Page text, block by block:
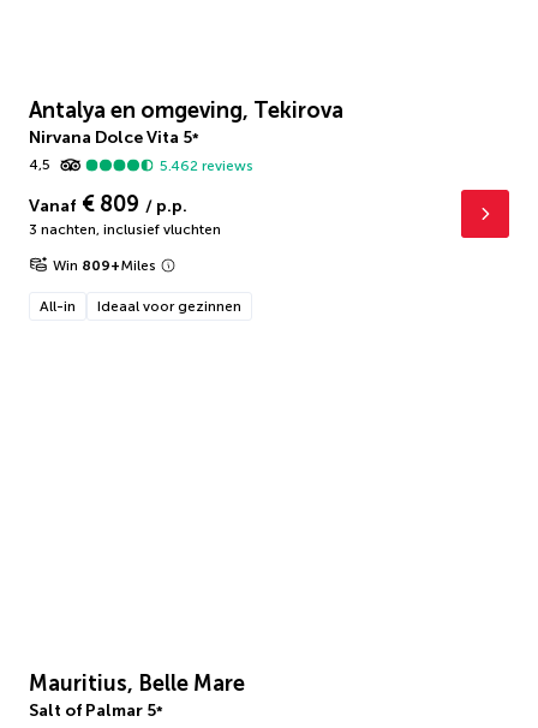
Antalya en omgeving, Tekirova
Nirvana Dolce Vita 5*
4,5
5.462 reviews
Vanaf € 809 / p.p.
3 nachten, inclusief vluchten
Win 809+Miles
All-in Ideaal voor gezinnen
Mauritius, Belle Mare
Salt of Palmar 5*